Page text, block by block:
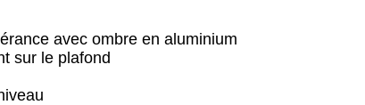
avec ombre en aluminium
sur le plafond